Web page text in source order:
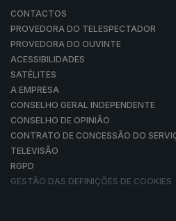
CONTACTOS
PROVEDORA DO TELESPECTADOR
PROVEDORA DO OUVINTE
ACESSIBILIDADES
SATÉLITES
A EMPRESA
CONSELHO GERAL INDEPENDENTE
CONSELHO DE OPINIÃO
CONTRATO DE CONCESSÃO DO
TELEVISÃO
RGPD
GESTÃO DAS DEFINIÇÕES DE COOKIES